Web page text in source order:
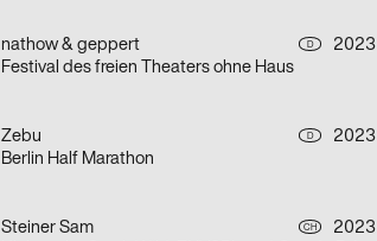
nathow & geppert D
2023
Festival des freien Theaters ohne Haus
Zebu D
2023
Berlin Half Marathon
Steiner Sam CH
2023